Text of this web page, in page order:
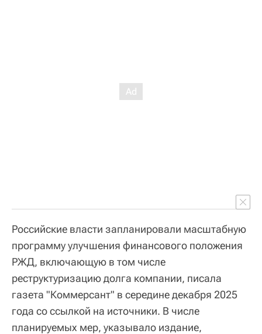
Российские власти запланировали масштабную
программу улучшения финансового положения
РЖД, включающую в том числе
реструктуризацию долга компании, писала
газета "Коммерсант" в середине декабря 2025
года со ссылкой на источники. В числе
планируемых мер, указывало издание,